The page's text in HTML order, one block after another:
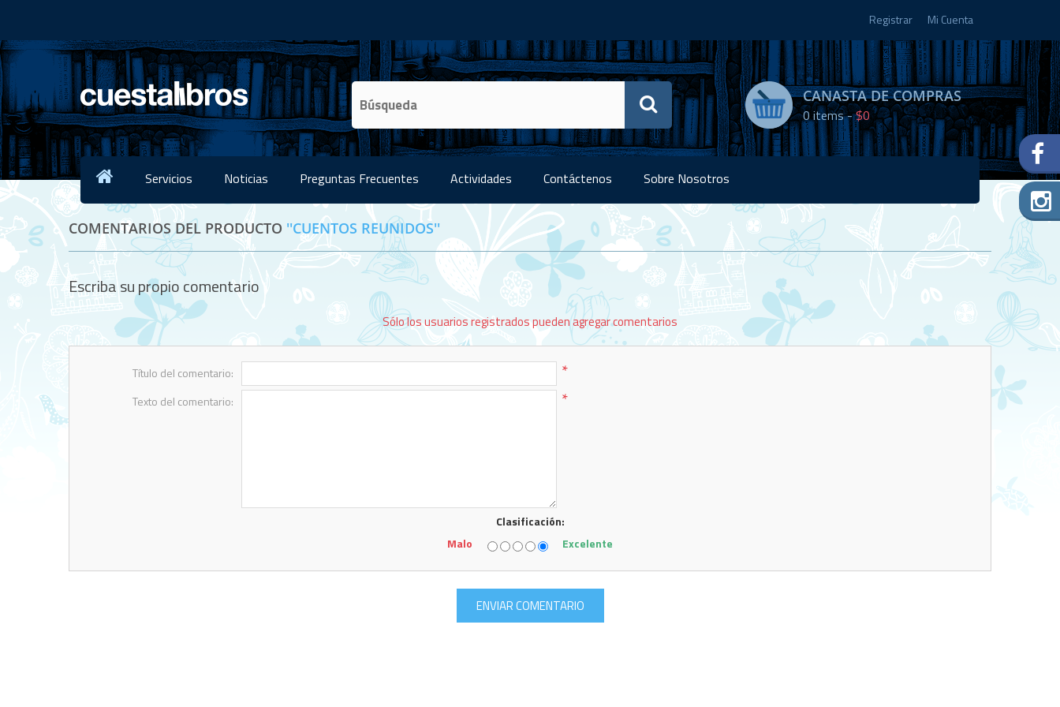
Registrar Mi Cuenta
CANASTA DE COMPRAS
0items -$0
Servicios Noticias Preguntas Frecuentes Actividades Contáctenos Sobre Nosotros
COMENTARIOS DEL PRODUCTO CUENTOS REUNIDOS
Escriba su propio comentario
Sólo los usuarios registrados pueden agregar comentarios
Título del comentario: *
Texto del comentario: *
Clasificación:
Malo
Excelente